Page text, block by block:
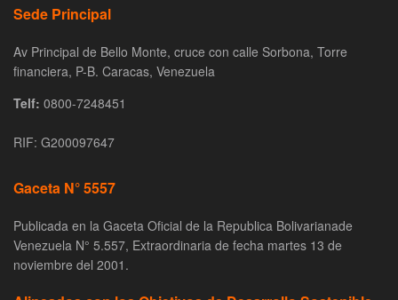
Sede Principal
Av Principal de Bello Monte, cruce con calle Sorbona, Torre
financiera, P-B. Caracas, Venezuela
Telf: 0800-7248451
RIF: G200097647
Gaceta N° 5557
Publicada en la Gaceta Oficial de la Republica Bolivarianade
Venezuela N° 5.557, Extraordinaria de fecha martes 13 de
noviembre del 2001.